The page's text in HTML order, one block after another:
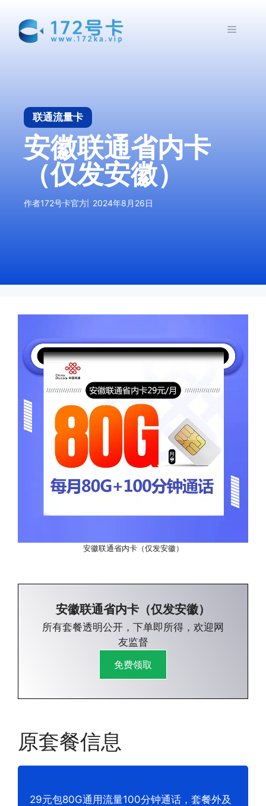
菜
联通流量卡
安徽联通省内卡
（仅发安徽）
作者172号卡官方 2024年8月26日
安徽联通省内卡（仅发安徽）
安徽联通省内卡（仅发安徽）
所有套餐透明公开，下单即所得，欢迎网
友监督
免费领取
原套餐信息
29元包80G通用流量100分钟通话，套餐外及